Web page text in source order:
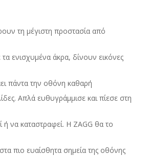
τη μέγιστη προστασία από
ενισχυμένα άκρα, δίνουν εικόνες
πάντα την οθόνη καθαρή
Απλά ευθυγράμμισε και πίεσε στη
ή να καταστραφεί. Η ZAGG θα το
πιο ευαίσθητα σημεία της οθόνης